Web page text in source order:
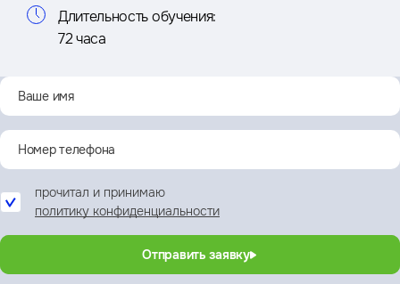
Длительность обучения:
72 часа
прочитал и принимаю
политику конфиденциальности
Отправить заявку